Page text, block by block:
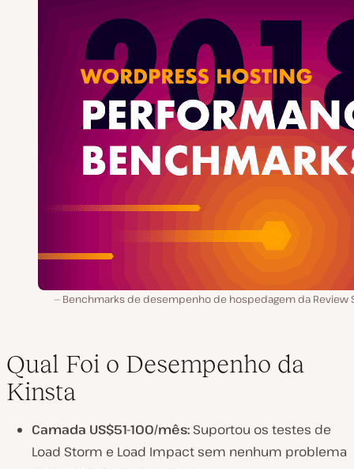
Benchmarks de desempenho de hospedagem da Review
Qual Foi o Desempenho da
Kinsta
Camada US$51-100/mês: Suportou os testes de
Load Storm e Load Impact sem nenhum problema